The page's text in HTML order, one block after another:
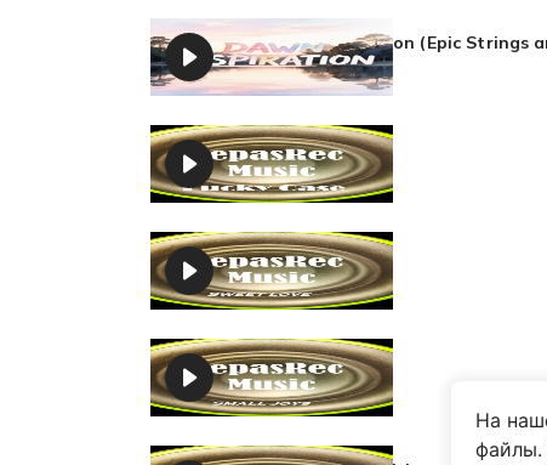
Dawn Inspiration (Epic Strings
DepasRec
Lucky Case
DepasRec
Sweet love
DepasRec
Small joys
DepasRec
На
файлы.